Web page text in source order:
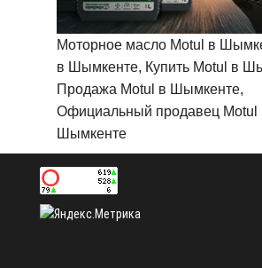
Моторное масло Motul в
в Шымкенте, Купить Motul в
Продажа Motul в Шымкенте,
Официальный продавец Motul
Шымкенте